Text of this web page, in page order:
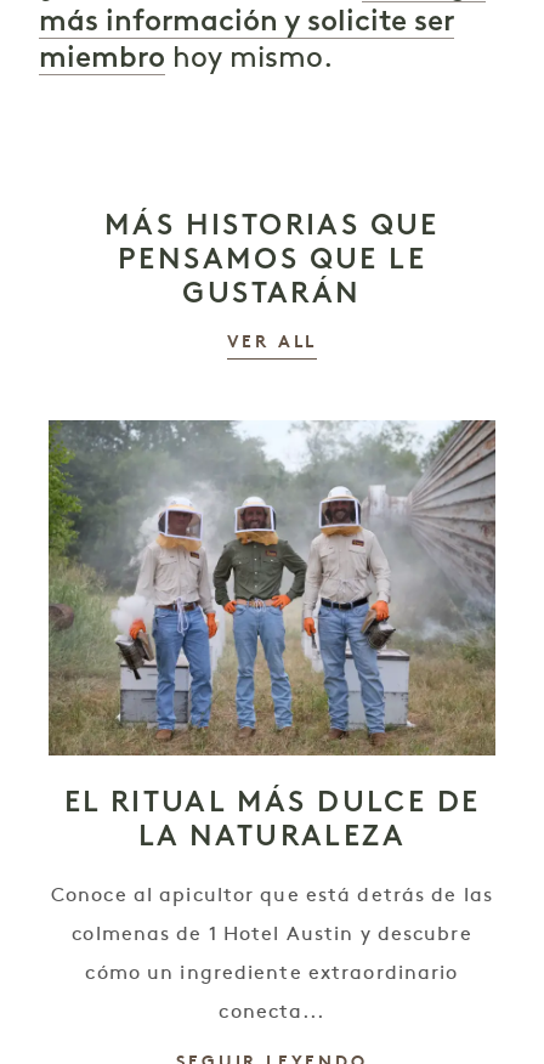
más información y solicite ser
miembro hoy mismo.
MÁS HISTORIAS QUE
PENSAMOS QUE LE
GUSTARÁN
VER ALL
EL RITUAL MÁS DULCE DE
LA NATURALEZA
Conoce al apicultor que está detrás de las
colmenas de 1 Hotel Austin y descubre
cómo un ingrediente extraordinario
conecta...